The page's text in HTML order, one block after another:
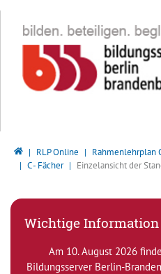
Bildungsserver Berlin - Brandenburg
RLP Online
Rahmenlehrplan
C - Fächer
Einzelansicht der
Wichtige
Am 10. August 2026
Bildungsserver Berlin-